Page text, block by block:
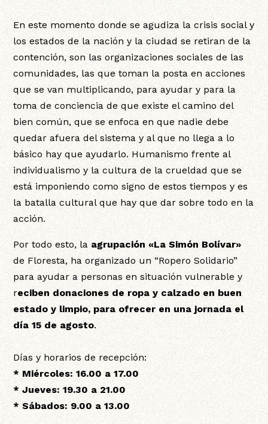
En este momento donde se agudiza la crisis social y
los estados de la nación y la ciudad se retiran de la
contención, son las organizaciones sociales de las
comunidades, las que toman la posta en acciones
que se van multiplicando, para ayudar y para la
toma de conciencia de que existe el camino del
bien común, que se enfoca en que nadie debe
quedar afuera del sistema y al que no llega a lo
básico hay que ayudarlo. Humanismo frente al
individualismo y la cultura de la crueldad que se
está imponiendo como signo de estos tiempos y es
la batalla cultural que hay que dar sobre todo en la
acción.
Por todo esto, la agrupación «La Simón Bolívar»
de Floresta, ha organizado un “Ropero Solidario”
para ayudar a personas en situación vulnerable y
reciben donaciones de ropa y calzado en buen
estado y limpio, para ofrecer en una jornada el
día 15 de agosto.
Días y horarios de recepción:
* Miércoles: 16.00 a 17.00
* Jueves: 19.30 a 21.00
* Sábados: 9.00 a 13.00